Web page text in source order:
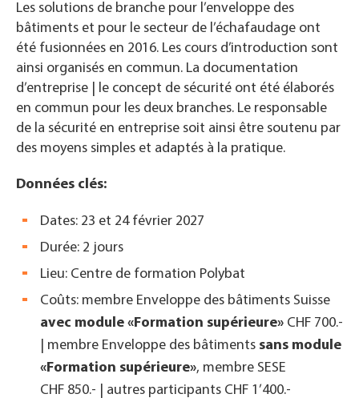
Les solutions de branche pour l’enveloppe des
bâtiments et pour le secteur de l’échafaudage ont
été fusionnées en 2016. Les cours d’introduction sont
ainsi organisés en commun. La documentation
d’entreprise | le concept de sécurité ont été élaborés
en commun pour les deux branches. Le responsable
de la sécurité en entreprise soit ainsi être soutenu par
des moyens simples et adaptés à la pratique.
Données clés:
Dates: 23 et 24 février 2027
Durée: 2 jours
Lieu: Centre de formation Polybat
Coûts: membre Enveloppe des bâtiments Suisse
avec module «Formation supérieure» CHF 700.-
| membre Enveloppe des bâtiments sans module
«Formation supérieure», membre SESE
CHF 850.- |
autres participants CHF 1’400.-